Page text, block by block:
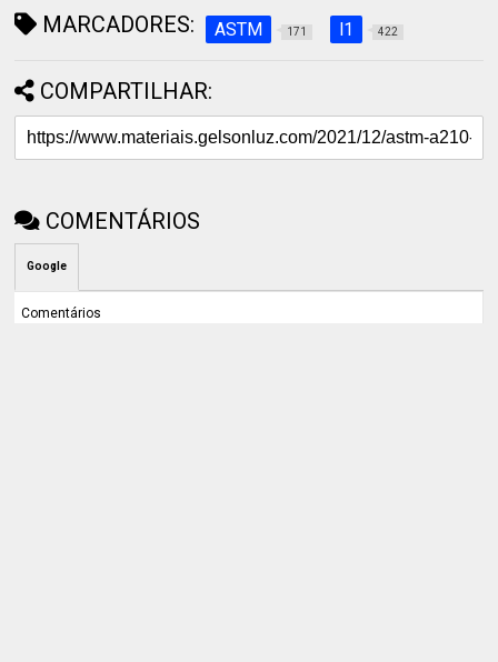
MARCADORES: ASTM 171 l1 422
COMPARTILHAR:
COMENTÁRIOS
Google
Comentários